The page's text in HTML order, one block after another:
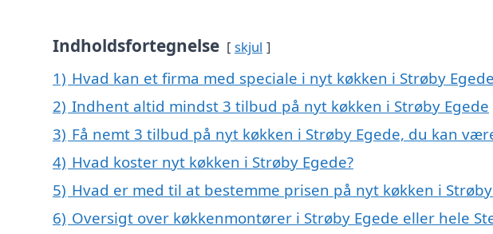
Indholdsfortegnelse skjul
1) Hvad kan et firma med speciale i nyt køkken i Strøby
2) Indhent altid mindst 3 tilbud på nyt køkken i Strøby Egede
3) Få nemt 3 tilbud på nyt køkken i Strøby Egede, du kan
4) Hvad koster nyt køkken i Strøby Egede?
5) Hvad er med til at bestemme prisen på nyt køkken i Strøby
6) Oversigt over køkkenmontører i Strøby Egede eller hele